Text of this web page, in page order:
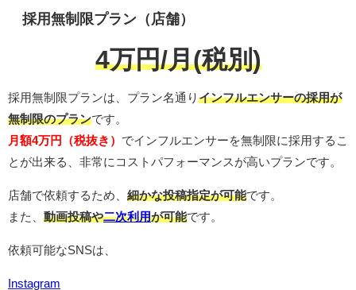
採用無制限プラン（店舗）
4万円/月(税別)
採用無制限プランは、プラン名通り インフルエンサーの採用が
無制限のプランです。
月額4万円（税抜き） でインフルエンサーを無制限に採用するこ
とが出来る、非常にコストパフォーマンスが高いプランです。
店舗で依頼するため、 細かな投稿指定が可能です。
また、 動画投稿や二次利用が可能です。
依頼可能なSNSは、
Instagram